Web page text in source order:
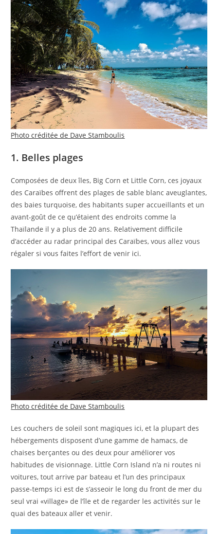
Photo créditée de Dave Stamboulis
1. Belles plages
Composées de deux îles, Big Corn et Little Corn, ces joyaux
des Caraïbes offrent des plages de sable blanc aveuglantes,
des baies turquoise, des habitants super accueillants et un
avant-goût de ce qu’étaient des endroits comme la
Thaïlande il y a plus de 20 ans. Relativement difficile
d’accéder au radar principal des Caraïbes, vous allez vous
régaler si vous faites l’effort de venir ici.
Photo créditée de Dave Stamboulis
Les couchers de soleil sont magiques ici, et la plupart des
hébergements disposent d’une gamme de hamacs, de
chaises berçantes ou des deux pour améliorer vos
habitudes de visionnage. Little Corn Island n’a ni routes ni
voitures, tout arrive par bateau et l’un des principaux
passe-temps ici est de s’asseoir le long du front de mer du
seul vrai «village» de l’île et de regarder les activités sur le
quai des bateaux aller et venir.